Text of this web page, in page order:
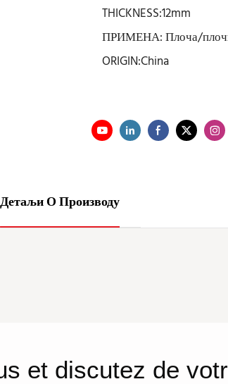
THICKNESS:12mm
ПРИМЕНА: Плоча/
ORIGIN:China
Детаљи О Производу
et discutez de